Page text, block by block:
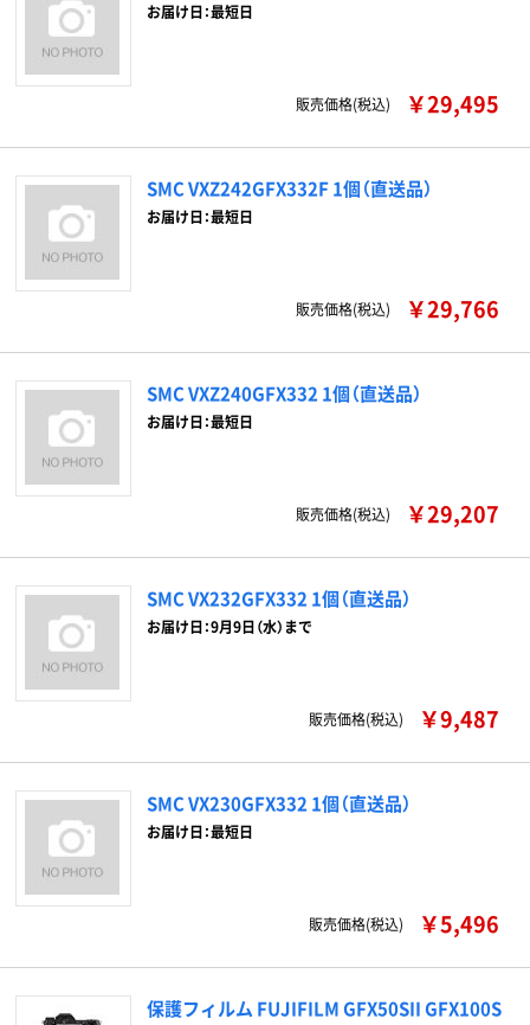
お届け日：最短日
販売価格(税込) ￥29,495
SMC VXZ242GFX332F 1個（直送品）
お届け日：最短日
販売価格(税込) ￥29,766
SMC VXZ240GFX332 1個（直送品）
お届け日：最短日
販売価格(税込) ￥29,207
SMC VX232GFX332 1個（直送品）
お届け日：9月9日（水）まで
販売価格(税込) ￥9,487
SMC VX230GFX332 1個（直送品）
お届け日：最短日
販売価格(税込) ￥5,496
保護フィルム FUJIFILM GFX50SII GFX100S